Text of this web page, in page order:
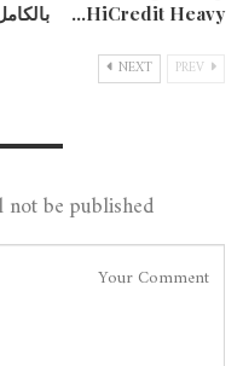
HiCredit Heavy…
NEXT
be published.